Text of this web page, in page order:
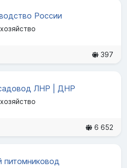
России
397
ЛНР | ДНР
6 652
питомниковод